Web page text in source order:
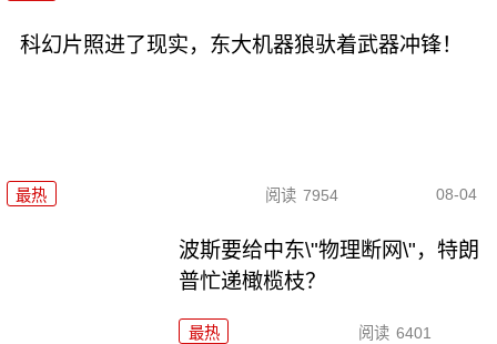
科幻片照进了现实，东大机器狼驮着武器冲锋！
最热 阅读 7954 08-04
波斯要给中东\"物理断网\"，特朗
普忙递橄榄枝？
最热 阅读 6401